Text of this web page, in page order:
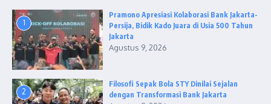
1
Pramono Apresiasi Kolaborasi Bank Jakarta-
Persija, Bidik Kado Juara di Usia 500 Tahun
Jakarta
Agustus 9, 2026
2
Filosofi Sepak Bola STY Dinilai Sejalan
dengan Transformasi Bank Jakarta